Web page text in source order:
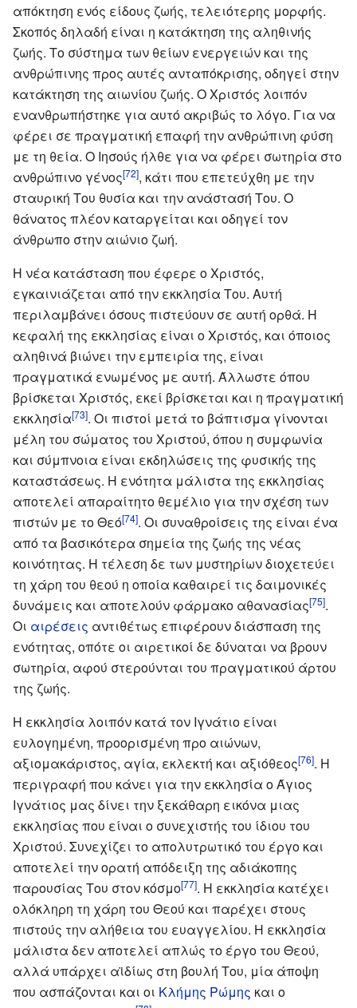
απόκτηση ενός είδους ζωής, τελειότερης μορφής.
Σκοπός δηλαδή είναι η κατάκτηση της αληθινής
ζωής. Το σύστημα των θείων ενεργειών και της
ανθρώπινης προς αυτές ανταπόκρισης, οδηγεί στην
κατάκτηση της αιωνίου ζωής. Ο Χριστός λοιπόν
ενανθρωπήστηκε για αυτό ακριβώς το λόγο. Για να
φέρει σε πραγματική επαφή την ανθρώπινη φύση
με τη θεία. Ο Ιησούς ήλθε για να φέρει σωτηρία στο
ανθρώπινο γένος[72], κάτι που επετεύχθη με την
σταυρική Του θυσία και την ανάστασή Του. Ο
θάνατος πλέον καταργείται και οδηγεί τον
άνθρωπο στην αιώνιο ζωή.
Η νέα κατάσταση που έφερε ο Χριστός,
εγκαινιάζεται από την εκκλησία Του. Αυτή
περιλαμβάνει όσους πιστεύουν σε αυτή ορθά. Η
κεφαλή της εκκλησίας είναι ο Χριστός, και όποιος
αληθινά βιώνει την εμπειρία της, είναι
πραγματικά ενωμένος με αυτή. Άλλωστε όπου
βρίσκεται Χριστός, εκεί βρίσκεται και η πραγματική
εκκλησία[73]. Οι πιστοί μετά το βάπτισμα γίνονται
μέλη του σώματος του Χριστού, όπου η συμφωνία
και σύμπνοια είναι εκδηλώσεις της φυσικής της
καταστάσεως. Η ενότητα μάλιστα της εκκλησίας
αποτελεί απαραίτητο θεμέλιο για την σχέση των
πιστών με το Θεό[74]. Οι συναθροίσεις της είναι ένα
από τα βασικότερα σημεία της ζωής της νέας
κοινότητας. Η τέλεση δε των μυστηρίων διοχετεύει
τη χάρη του θεού η οποία καθαιρεί τις δαιμονικές
δυνάμεις και αποτελούν φάρμακο αθανασίας[75].
Οι αιρέσεις αντιθέτως επιφέρουν διάσπαση της
ενότητας, οπότε οι αιρετικοί δε δύναται να βρουν
σωτηρία, αφού στερούνται του πραγματικού άρτου
της ζωής.
Η εκκλησία λοιπόν κατά τον Ιγνάτιο είναι
ευλογημένη, προορισμένη προ αιώνων,
αξιομακάριστος, αγία, εκλεκτή και αξιόθεος[76]. Η
περιγραφή που κάνει για την εκκλησία ο Άγιος
Ιγνάτιος μας δίνει την ξεκάθαρη εικόνα μιας
εκκλησίας που είναι ο συνεχιστής του ίδιου του
Χριστού. Συνεχίζει το απολυτρωτικό του έργο και
αποτελεί την ορατή απόδειξη της αδιάκοπης
παρουσίας Του στον κόσμο[77]. Η εκκλησία κατέχει
ολόκληρη τη χάρη του Θεού και παρέχει στους
πιστούς την αλήθεια του ευαγγελίου. Η εκκλησία
μάλιστα δεν αποτελεί απλώς το έργο του Θεού,
αλλά υπάρχει αϊδίως στη βουλή Του, μία άποψη
που ασπάζονται και οι Κλήμης Ρώμης και ο